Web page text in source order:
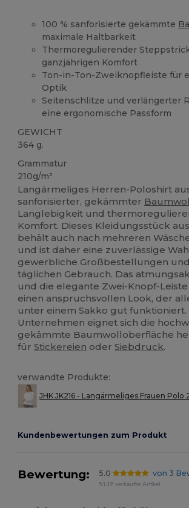
100 % sanforisierte gekämmte
maximale Haltbarkeit
Thermoregulierender
ganzjährigen Komfort
Ton-in-Ton-Zweiknopfleiste für
Optik
Seitenschlitze und verlängerter
eine ergonomische Passform
GEWICHT
364 g.
Grammatur
210g/m²
Langärmeliges Herren-Poloshirt
sanforisierter, gekämmter
Langlebigkeit und
Komfort. Dieses Kleidungsstück
behält auch nach mehreren
und ist daher eine zuverlässige
gewerbliche Großbestellungen
täglichen Gebrauch. Das
und die elegante Zwei-Knopf-
einen anspruchsvollen Look, der
unter einem Sakko gut funktioniert.
Unternehmen eignet sich die
gekämmte Baumwolloberfläche
fürStickereien oderSiebdruck.
verwandte Produkte:
JHK JK216 - Langärmeliges Frauen Polo
Kundenbewertungen zum Produkt
Bewertung: 5.0 von 3
5139 verkaufte Artikel